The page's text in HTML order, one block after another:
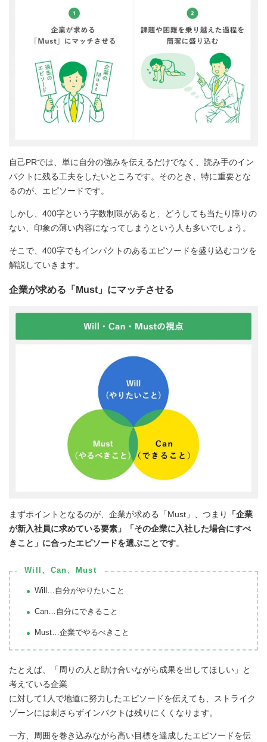
自己PRでは、単に自分の強みを伝えるだけでなく、読み手のイン
パクトに残る工夫をしたいところです。そのとき、特に重要とな
るのが、エピソードです。
しかし、400字という字数制限があると、どうしても当たり障りの
ない、印象の薄い内容になってしまうという人も多いでしょう。
そこで、400字でもインパクトのあるエピソードを盛り込むコツを
解説していきます。
企業が求める「Must」にマッチさせる
まずポイントとなるのが、企業が求める「Must」、つまり
「企業
が新入社員に求めている要素」「その企業に入社した場合にすべ
きこと」に合ったエピソードを選ぶことです。
Will、Can、Must
Will…自分がやりたいこと
Can…自分にできること
Must…企業でやるべきこと
たとえば、「周りの人と助け合いながら成果を出してほしい」と
考えている企業
に対して1人で地道に努力したエピソードを伝えても、ストライク
ゾーンには刺さらずインパクトは残りにくくなります。
一方、周囲を巻き込みながら高い目標を達成したエピソードを伝